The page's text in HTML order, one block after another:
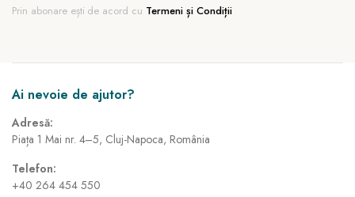
Prin abonare ești de acord cu Termeni și Condiții
Ai nevoie de ajutor?
Adresă:
Piața 1 Mai nr. 4–5, Cluj-Napoca, România
Telefon:
+40 264 454 550